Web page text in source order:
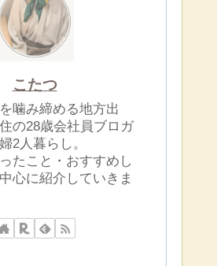
こたつ
噛み締める地方出
の28歳会社員ブロガ
2人暮らし。
たこと・おすすめし
心に紹介していきま